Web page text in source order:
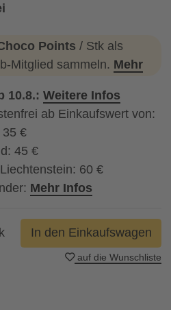
Points / Stk als
Mitglied sammeln. Mehr
10.8.: Weitere Infos
ab Einkaufswert von:
35 €
45 €
60 €
Mehr Infos
In den Einkaufswagen
auf die Wunschliste